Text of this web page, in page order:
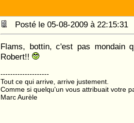
Posté le 05-08-2009 à
Flams, bottin, c'est pas mondain
Robert!!
--------------------
Tout ce qui arrive, arrive justement.
Comme si quelqu'un vous attribuait votre
Marc Aurèle